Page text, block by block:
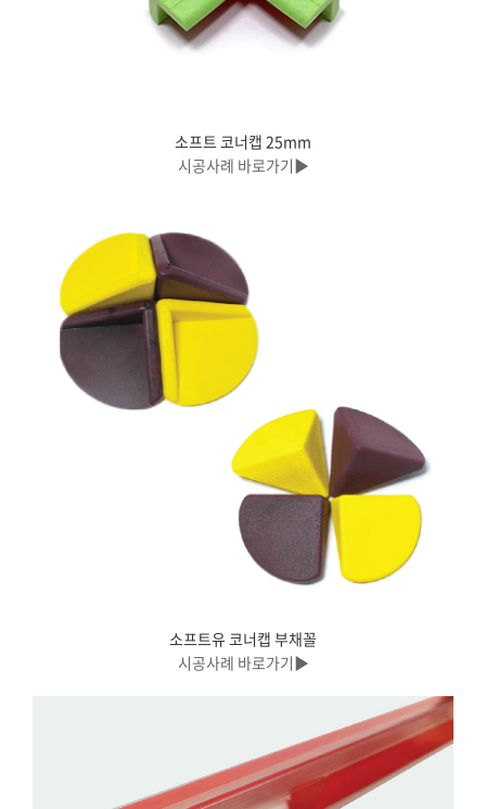
소프트 코너캡 25mm
시공사례 바로가기▶
소프트유 코너캡 부채꼴
시공사례 바로가기▶